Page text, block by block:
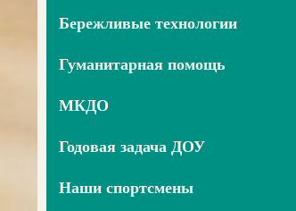
Бережливые технологии
Гуманитарная помощь
МКДО
Годовая задача ДОУ
Наши спортсмены